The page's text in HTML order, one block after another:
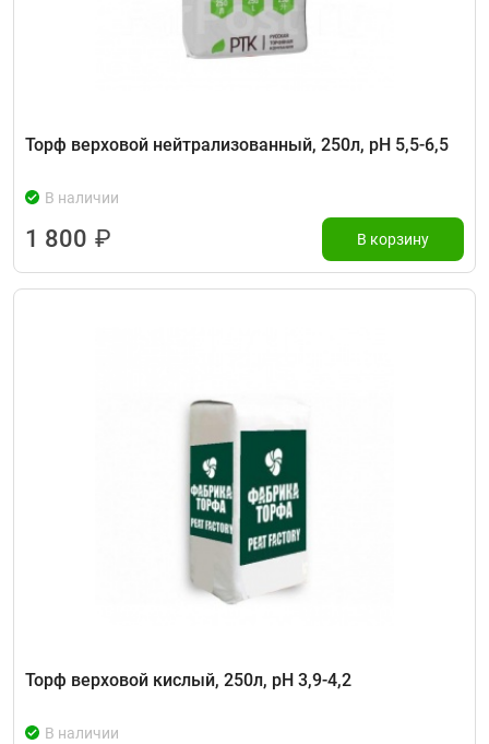
Торф верховой нейтрализованный, 250л, рН 5,5-6,5
В наличии
1 800 ₽ В корзину
Торф верховой кислый, 250л, рН 3,9-4,2
В наличии